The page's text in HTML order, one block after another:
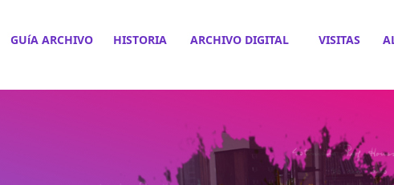
GUíA ARCHIVO HISTORIA ARCHIVO DIGITAL VISITAS